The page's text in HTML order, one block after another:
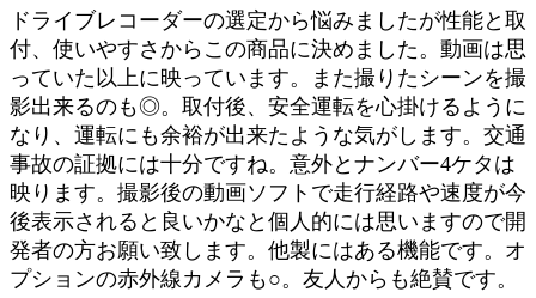
ドライブレコーダーの選定から悩みましたが性能と取
付、使いやすさからこの商品に決めました。動画は思
っていた以上に映っています。また撮りたシーンを撮
影出来るのも◎。取付後、安全運転を心掛けるように
なり、運転にも余裕が出来たような気がします。交通
事故の証拠には十分ですね。意外とナンバー4ケタは
映ります。撮影後の動画ソフトで走行経路や速度が今
後表示されると良いかなと個人的には思いますので開
発者の方お願い致します。他製にはある機能です。オ
プションの赤外線カメラも○。友人からも絶賛です。